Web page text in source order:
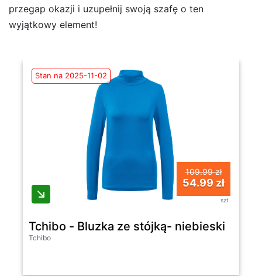
przegap okazji i uzupełnij swoją szafę o ten
wyjątkowy element!
Stan na 2025-11-02
109.99 zł
54.99 zł
szt
Tchibo - Bluzka ze stójką- niebieski
Tchibo